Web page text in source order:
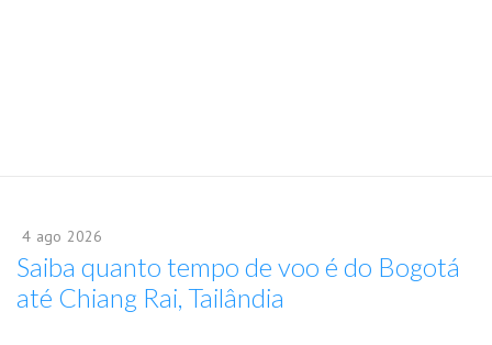
4 ago 2026
Saiba quanto tempo de voo é do Bogotá
até Chiang Rai, Tailândia